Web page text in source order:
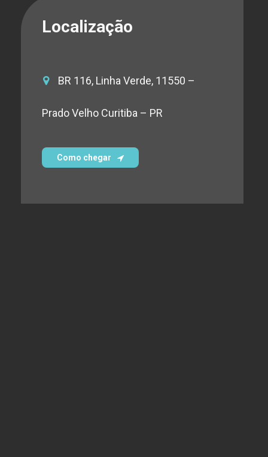
Localização
BR 116, Linha Verde, 11550 –
Prado Velho Curitiba – PR
Como chegar